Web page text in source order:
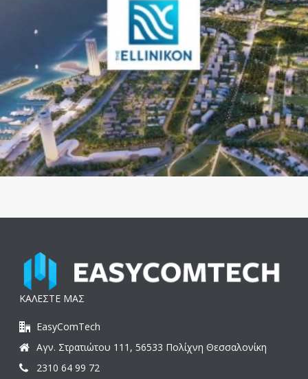
ΚΑΛΕΣΤΕ ΜΑΣ
EasyComTech
Αγν. Στρατιώτου 111, 56533 Πολίχνη Θεσσαλονίκη
2310 64 99 72